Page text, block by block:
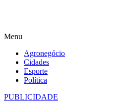
Menu
Agronegócio
Cidades
Esporte
Política
PUBLICIDADE